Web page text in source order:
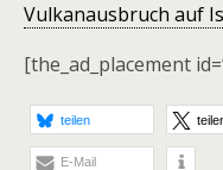
Vulkanausbruch auf
[the_ad_placement
teilen
E-Mail